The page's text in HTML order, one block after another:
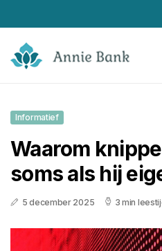
Informatief
Waarom
soms als hij
5 december 2025 3 min